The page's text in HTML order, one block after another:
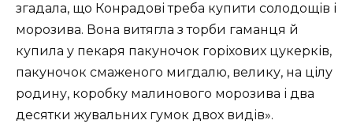
згадала, що Конрадові треба купити солодощів і
морозива. Вона витягла з торби гаманця й
купила у пекаря пакуночок горіхових цукерків,
пакуночок смаженого мигдалю, велику, на цілу
родину, коробку малинового морозива і два
десятки жувальних гумок двох видів».